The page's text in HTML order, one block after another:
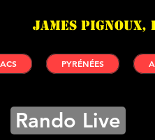
James
PYRÉNÉES
Rando Live